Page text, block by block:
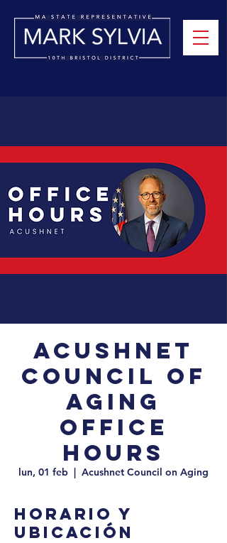
Acushnet
Council of
Aging
Office
Hours
lun, 01 feb
  |
Acushnet Council on Aging
Horario y
ubicación